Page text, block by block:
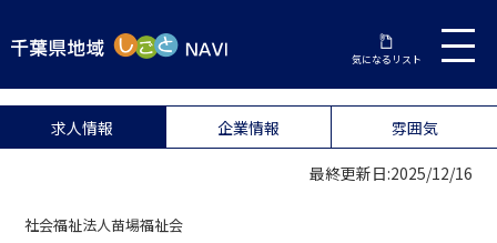
気になるリスト
求人情報 企業情報 雰囲気
最終更新日:2025/12/16
社会福祉法人苗場福祉会